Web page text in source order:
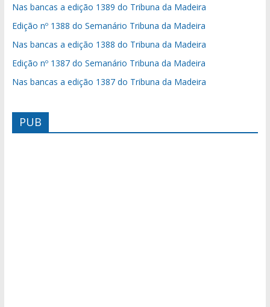
Nas bancas a edição 1389 do Tribuna da Madeira
Edição nº 1388 do Semanário Tribuna da Madeira
Nas bancas a edição 1388 do Tribuna da Madeira
Edição nº 1387 do Semanário Tribuna da Madeira
Nas bancas a edição 1387 do Tribuna da Madeira
PUB